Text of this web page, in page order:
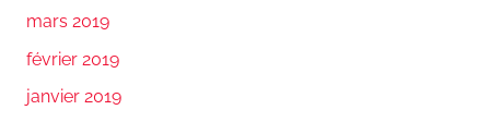
mars 2019
février 2019
janvier 2019